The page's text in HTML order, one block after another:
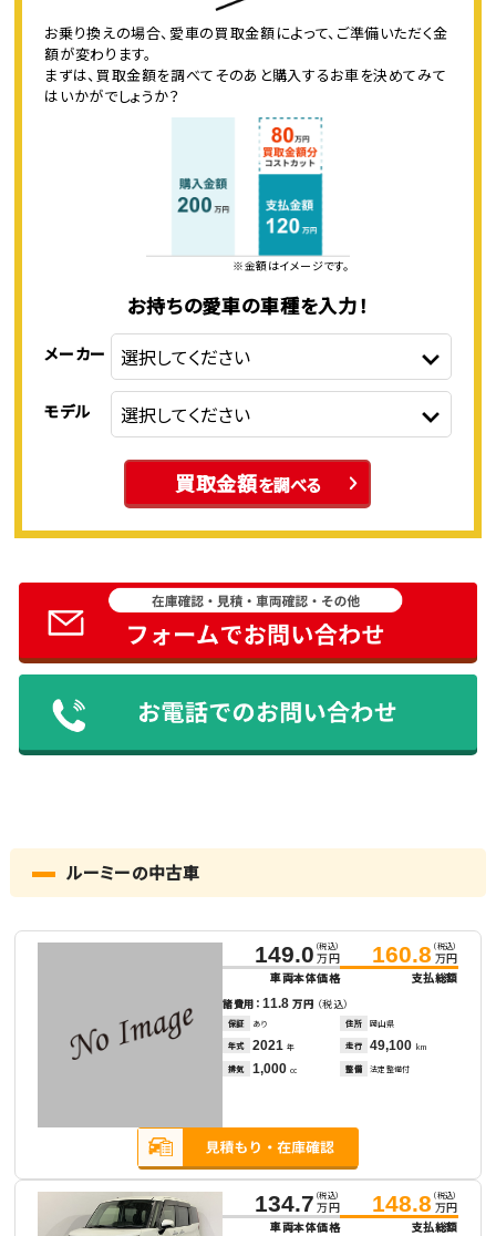
お乗り換えの場合、愛車の買取金額によって、ご準備いただく金
額が変わります。
まずは、買取金額を調べてそのあと購入するお車を決めてみて
はいかがでしょうか？
※金額はイメージです。
お持ちの愛車の車種を入力！
メーカー
モデル
買取金額を調べる
ルーミーの中古車
149.0 （税込）
万円
車両本体価格
160.8 （税込）
万円
支払総額
諸費用：11.8万円 （税込）
保証 あり 住所 岡山県
年式 2021 年 走行 49,100 km
排気 1,000 cc 整備 法定整備付
134.7 （税込）
万円
車両本体価格
148.8 （税込）
万円
支払総額